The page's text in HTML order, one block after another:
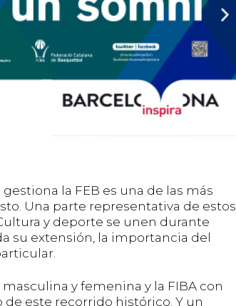
la FEB es una de las más
Una parte representativa de estos
y deporte se unen durante
su extensión, la importancia del
y femenina y la FIBA con
este recorrido histórico. Y un